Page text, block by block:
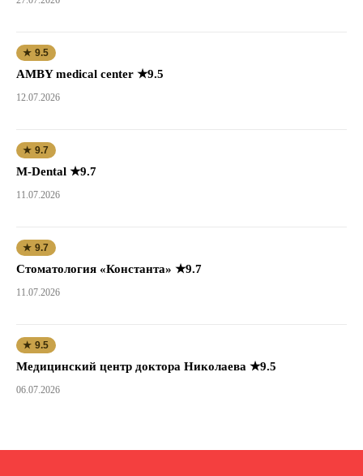
★ 9.5
AMBY medical center ★9.5
12.07.2026
★ 9.7
M-Dental ★9.7
11.07.2026
★ 9.7
Стоматология «Константа» ★9.7
11.07.2026
★ 9.5
Медицинский центр доктора Николаева ★9.5
06.07.2026